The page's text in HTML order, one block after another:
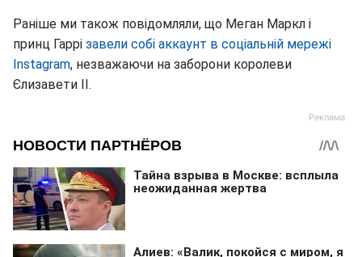
Раніше ми також повідомляли, що Меган Маркл і
принц Гаррі завели собі аккаунт в соціальній мережі
Instagram, незважаючи на заборони королеви
Єлизавети II.